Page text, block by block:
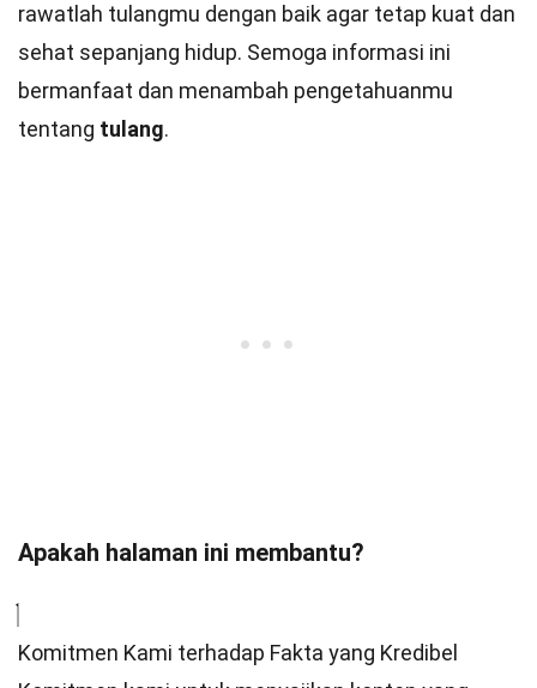
rawatlah tulangmu dengan baik agar tetap kuat dan
sehat sepanjang hidup. Semoga informasi ini
bermanfaat dan menambah pengetahuanmu
tentang tulang.
Apakah halaman ini membantu?
Komitmen Kami terhadap Fakta yang Kredibel